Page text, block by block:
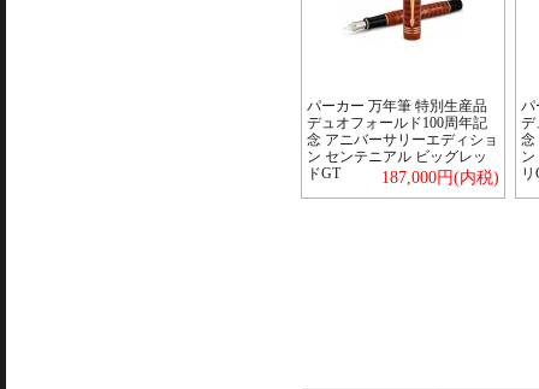
パーカー 万年筆 特別生産品
デュオフォールド100周年記
念 アニバーサリーエディショ
ン センテニアル ビッグレッ
ドGT
187,000円(内税)
パ
デ
念
ン
リ